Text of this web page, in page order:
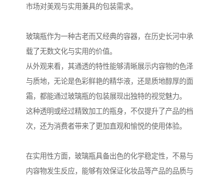
市场对美观与实用兼具的包装需求。
玻璃瓶作为一种古老而又经典的容器，在历史长河中承
载了无数文化与实用的价值。
从外观来看，其通透的特性能够清晰展示内容物的色泽
与质地，无论是色彩鲜艳的精华液，还是质地醇厚的面
霜，都能通过玻璃瓶的包装展现出独特的视觉魅力。
这种透明或经过精致加工的瓶身，不仅提升了产品的档
次，还为消费者带来了更加直观和愉悦的使用体验。
在实用性方面，玻璃瓶具备出色的化学稳定性，不易与
内容物发生反应，能够有效保证化妆品等产品的品质与